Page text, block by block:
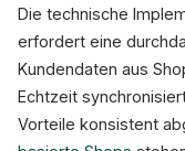
Die technische
erfordert eine
Kundendaten aus
Echtzeit
Vorteile konsistent